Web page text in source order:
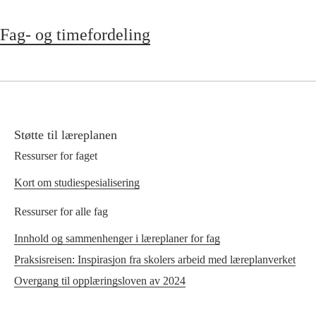
Fag- og timefordeling
Støtte til læreplanen
Ressurser for faget
Kort om studiespesialisering
Ressurser for alle fag
Innhold og sammenhenger i læreplaner for fag
Praksisreisen: Inspirasjon fra skolers arbeid med læreplanverket
Overgang til opplæringsloven av 2024